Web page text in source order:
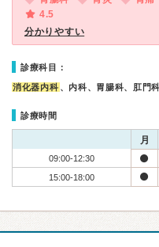
4.5
分かりやすい
診療科目：
消化器内科 、内科、胃腸科、肛門
診療時間
月
09:00-12:30
15:00-18:00